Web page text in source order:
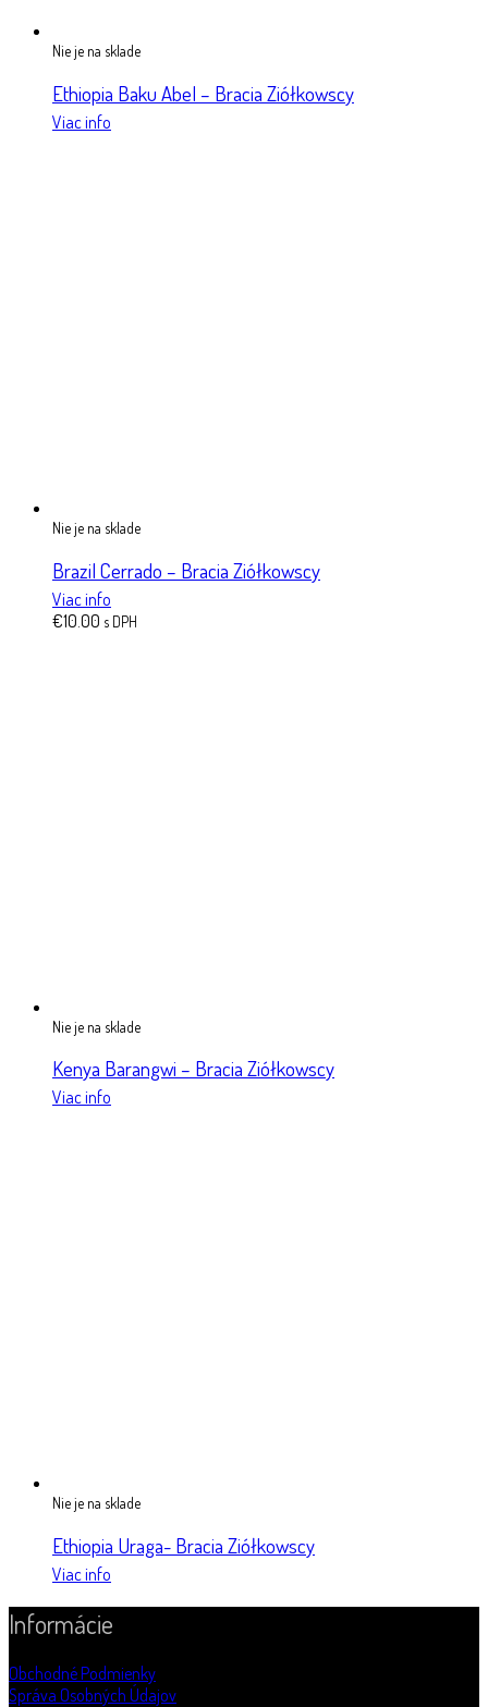
Nie je na sklade
Ethiopia Baku Abel – Bracia Ziółkowscy
Viac info
Nie je na sklade
Brazil Cerrado – Bracia Ziółkowscy
Viac info
€10.00 s DPH
Nie je na sklade
Kenya Barangwi – Bracia Ziółkowscy
Viac info
Nie je na sklade
Ethiopia Uraga- Bracia Ziółkowscy
Viac info
Informácie
Obchodné Podmienky
Správa Osobných Údajov